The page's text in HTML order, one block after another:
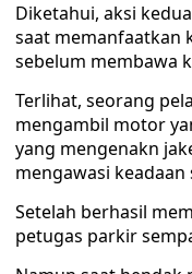
Diketahui, aksi
saat memanfaatkan
sebelum membawa
Terlihat, seorang
mengambil motor
yang mengenakn
mengawasi keadaan
Setelah berhasil
petugas parkir